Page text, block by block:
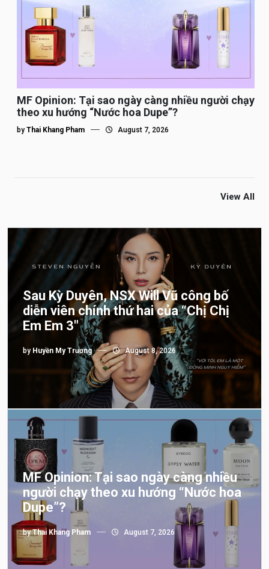
MF Opinion: Tại sao ngày càng nhiều người chạy
theo xu hướng “Nước hoa Dupe”?
by Thai Khang Pham August 7, 2026
View All
Sau Kỳ Duyên, NSX Will Vũ công bố
diễn viên chính thứ hai của “Chị Chị
Em Em 3″
by Huyền My Trương August 8, 2026
MF Opinion: Tại sao ngày càng nhiều
người chạy theo xu hướng “Nước hoa
Dupe”?
byThai Khang Pham August 7, 2026